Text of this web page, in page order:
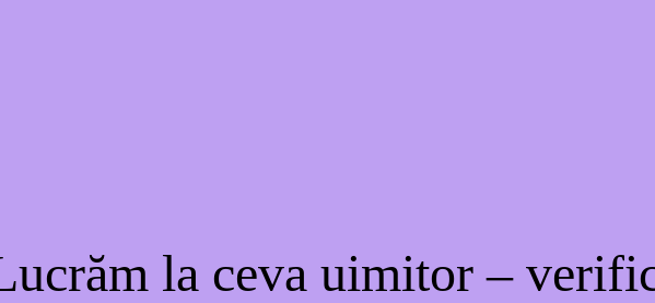
la ceva uimitor –